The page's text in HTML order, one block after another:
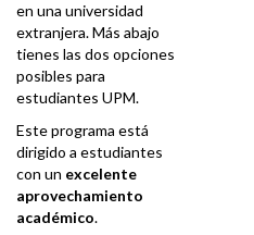
en una universidad
extranjera. Más abajo
tienes las dos opciones
posibles para
estudiantes UPM.
Este programa está
dirigido a estudiantes
con un excelente
aprovechamiento
académico.